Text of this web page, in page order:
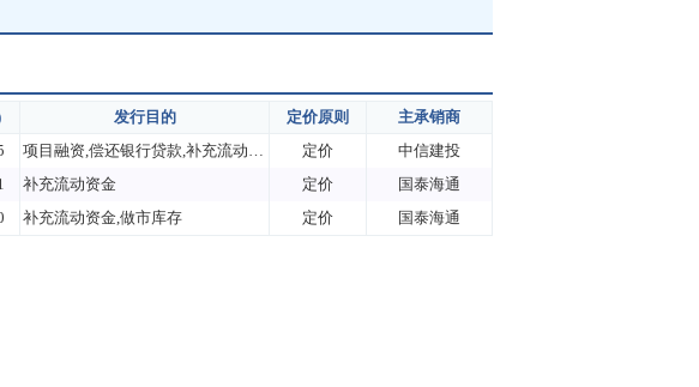
发行目的 定价原则
主承销商
项目融资,偿还银行贷款,补充流动资金 定价
中信建投
补充流动资金 定价
国泰海通
补充流动资金,做市库存 定价 国泰海通